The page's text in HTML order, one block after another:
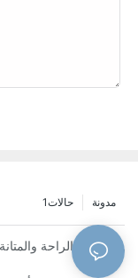
مدونة حالات1
الفنادق: الراحة